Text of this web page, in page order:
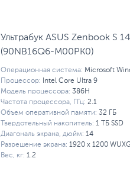
Ультрабук ASUS Zenbook S
(90NB16Q6-M00PK0)
Операционная система: Microsoft
Процессор:
Intel Core Ultra 9
Модель процессора: 386H
Частота процессора, ГГц: 2.1
Объем оперативной памяти: 32 ГБ
Твердотельный накопитель: 1 ТБ SSD
Диагональ экрана, дюйм: 14
Разрешение экрана: 1920 x 1200
Вес, кг: 1.2